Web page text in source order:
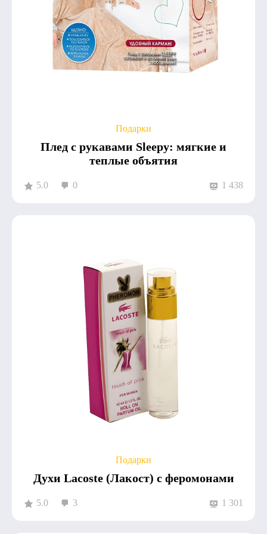
Подарки
Плед с рукавами Sleepy: мягкие и
теплые объятия
5.0 0 1 438
Подарки
Духи Lacoste (Лакост) с феромонами
5.0 3 1 301